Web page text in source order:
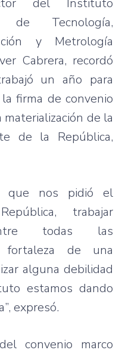
de Tecnología,
y Metrología
Cabrera, recordó
un año para
firma de convenio
de la
de la República,
que nos pidió el
trabajar
todas las
fortaleza de una
alguna debilidad
estamos dando
expresó.
convenio marco